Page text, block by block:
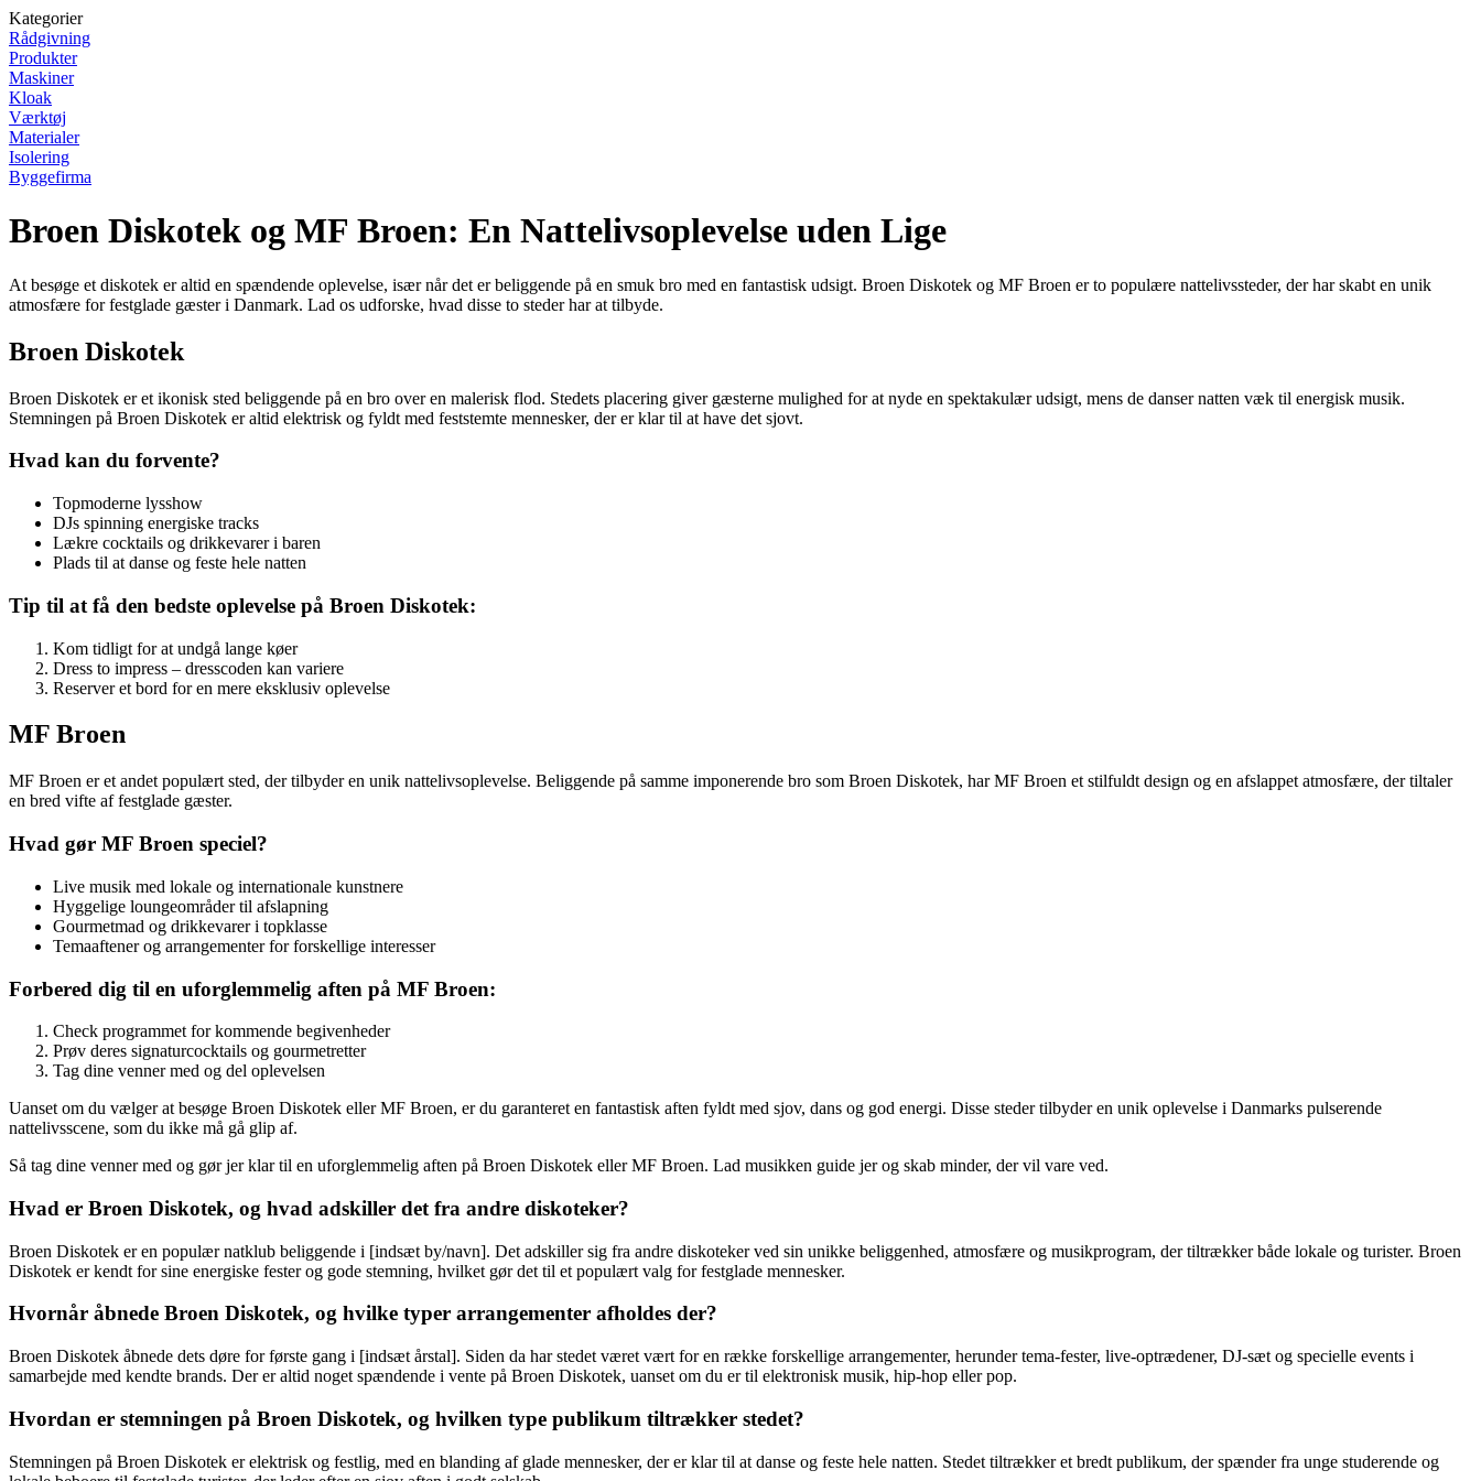
Kategorier
Rådgivning
Produkter
Maskiner
Kloak
Værktøj
Materialer
Isolering
Byggefirma
Broen Diskotek og MF Broen: En Nattelivsoplevelse uden Lige
At besøge et diskotek er altid en spændende oplevelse, især når det er beliggende på en smuk bro med en fantastisk udsigt. Broen Diskotek og MF Broen er to populære nattelivssteder, der har skabt en unik
atmosfære for festglade gæster i Danmark. Lad os udforske, hvad disse to steder har at tilbyde.
Broen Diskotek
Broen Diskotek er et ikonisk sted beliggende på en bro over en malerisk flod. Stedets placering giver gæsterne mulighed for at nyde en spektakulær udsigt, mens de danser natten væk til energisk musik.
Stemningen på Broen Diskotek er altid elektrisk og fyldt med feststemte mennesker, der er klar til at have det sjovt.
Hvad kan du forvente?
Topmoderne lysshow
DJs spinning energiske tracks
Lækre cocktails og drikkevarer i baren
Plads til at danse og feste hele natten
Tip til at få den bedste oplevelse på Broen Diskotek:
Kom tidligt for at undgå lange køer
Dress to impress – dresscoden kan variere
Reserver et bord for en mere eksklusiv oplevelse
MF Broen
MF Broen er et andet populært sted, der tilbyder en unik nattelivsoplevelse. Beliggende på samme imponerende bro som Broen Diskotek, har MF Broen et stilfuldt design og en afslappet atmosfære, der tiltaler
en bred vifte af festglade gæster.
Hvad gør MF Broen speciel?
Live musik med lokale og internationale kunstnere
Hyggelige loungeområder til afslapning
Gourmetmad og drikkevarer i topklasse
Temaaftener og arrangementer for forskellige interesser
Forbered dig til en uforglemmelig aften på MF Broen:
Check programmet for kommende begivenheder
Prøv deres signaturcocktails og gourmetretter
Tag dine venner med og del oplevelsen
Uanset om du vælger at besøge Broen Diskotek eller MF Broen, er du garanteret en fantastisk aften fyldt med sjov, dans og god energi. Disse steder tilbyder en unik oplevelse i Danmarks pulserende
nattelivsscene, som du ikke må gå glip af.
Så tag dine venner med og gør jer klar til en uforglemmelig aften på Broen Diskotek eller MF Broen. Lad musikken guide jer og skab minder, der vil vare ved.
Hvad er Broen Diskotek, og hvad adskiller det fra andre diskoteker?
Broen Diskotek er en populær natklub beliggende i [indsæt by/navn]. Det adskiller sig fra andre diskoteker ved sin unikke beliggenhed, atmosfære og musikprogram, der tiltrækker både lokale og turister. Broen
Diskotek er kendt for sine energiske fester og gode stemning, hvilket gør det til et populært valg for festglade mennesker.
Hvornår åbnede Broen Diskotek, og hvilke typer arrangementer afholdes der?
Broen Diskotek åbnede dets døre for første gang i [indsæt årstal]. Siden da har stedet været vært for en række forskellige arrangementer, herunder tema-fester, live-optrædener, DJ-sæt og specielle events i
samarbejde med kendte brands. Der er altid noget spændende i vente på Broen Diskotek, uanset om du er til elektronisk musik, hip-hop eller pop.
Hvordan er stemningen på Broen Diskotek, og hvilken type publikum tiltrækker stedet?
Stemningen på Broen Diskotek er elektrisk og festlig, med en blanding af glade mennesker, der er klar til at danse og feste hele natten. Stedet tiltrækker et bredt publikum, der spænder fra unge studerende og